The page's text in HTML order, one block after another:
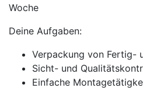
Woche
Deine Aufgaben:
Verpackung von Fertig-
Sicht- und
Einfache